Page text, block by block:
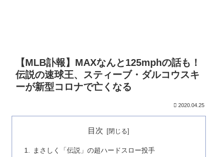
【MLB訃報】MAXなんと125mphの話も！
伝説の速球王、スティーブ・ダルコウスキ
ーが新型コロナで亡くなる
2020.04.25
目次
まさしく「伝説」の超ハードスロー投手